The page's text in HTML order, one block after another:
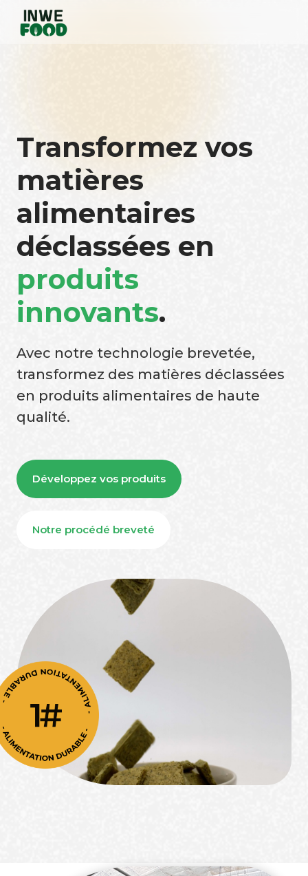
Transformez vos
matières
alimentaires
déclassées en
produits
innovants.
Avec notre technologie brevetée,
transformez des matières déclassées
en produits alimentaires de haute
qualité.
Développez vos produits
Notre procédé breveté